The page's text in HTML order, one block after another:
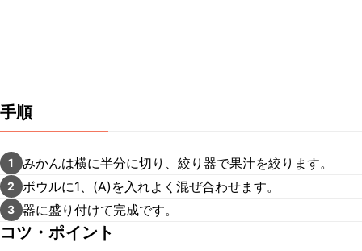
手順
1 みかんは横に半分に切り、絞り器で果汁を絞ります。
2 ボウルに1、(A)を入れよく混ぜ合わせます。
3 器に盛り付けて完成です。
コツ・ポイント